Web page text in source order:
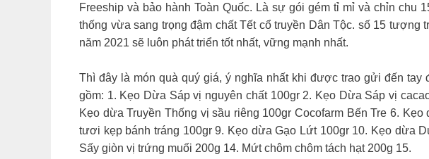
Freeship và bảo hành Toàn Quốc. Là sự gói gém tỉ mỉ và chỉn chu
thống vừa sang trọng đậm chất Tết cổ truyền Dân Tộc. số 15
năm 2021 sẽ luôn phát triển tốt nhất, vững mạnh nhất.
Thì đây là món quà quý giá, ý nghĩa nhất khi được trao gửi đến
gồm: 1. Kẹo Dừa Sáp vị nguyên chất 100gr 2. Kẹo Dừa Sáp vị
Kẹo dừa Truyền Thống vị sầu riêng 100gr Cocofarm Bến Tre 6.
tươi kẹp bánh tráng 100gr 9. Kẹo dừa Gạo Lứt 100gr 10. Kẹo dừa
Sấy giòn vị trứng muối 200g 14. Mứt chôm chôm tách hạt 200g 15.